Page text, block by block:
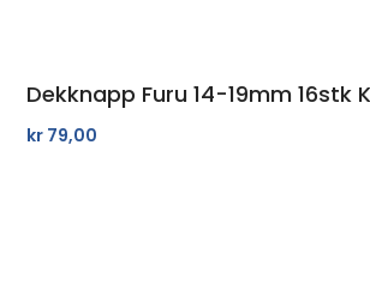
Dekknapp Furu 14-19mm 16stk
kr 79,00